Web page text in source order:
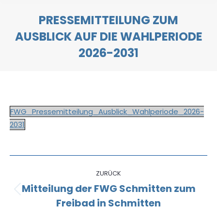
PRESSEMITTEILUNG ZUM
AUSBLICK AUF DIE WAHLPERIODE
2026-2031
FWG_Pressemitteilung_Ausblick_Wahlperiode_2026-
2031
Kommentarnavigation
ZURÜCK
Vorheriger
Beitrag:
Mitteilung der FWG Schmitten zum
Freibad in Schmitten